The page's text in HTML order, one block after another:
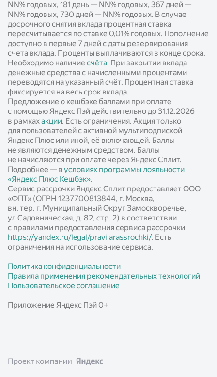
NN% годовых, 181 день — NN% годовых, 367 дней —
NN% годовых, 730 дней — NN% годовых. В случае
досрочного снятия вклада процентная ставка
пересчитывается по ставке 0,01% годовых. Пополнение
доступно в первые 7 дней с даты резервирования
счета вклада. Проценты выплачиваются в конце срока.
Необходимо наличие счёта. При закрытии вклада
денежные средства с начисленными процентами
переводятся на указанный счёт. Процентная ставка
фиксируется на весь срок вклада.
Предложение о кешбэке баллами при оплате
с помощью Яндекс Пэй действительно до 31.12.2026
в рамкахакции. Есть ограничения. Акция только
для пользователей с активной мультиподпиской
Яндекс Плюс или иной, её включающей. Баллы
не являются денежным средством. Баллы
не начисляются при оплате через Яндекс Сплит.
Подробнее — в условиях программы лояльности
«Яндекс Плюс Кешбэк».
Сервис рассрочки Яндекс Сплит предоставляет ООО
«ФПТ» (ОГРН 1237700813844, г. Москва,
вн. тер. г. Муниципальный Округ Замоскворечье,
ул Садовническая, д. 82, стр. 2) в соответствии
с правилами предоставления сервиса рассрочки
https://yandex.ru/legal/pravilarassrochki/. Есть
ограничения на использование сервиса.
Политика конфиденциальности
Правила применения рекомендательных технологий
Пользовательское соглашение
Приложение Яндекс Пэй 0+